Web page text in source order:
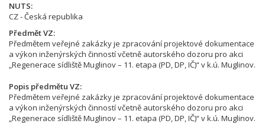
NUTS
CZ - Česká republika
Předmět VZ
Předmětem veřejné zakázky je zpracování projektové dokumentace
a výkon inženýrských činností včetně autorského dozoru pro akci
„Regenerace sídliště Muglinov – 11. etapa (PD, DP, IČ)“ v k.ú. Muglinov.
Popis předmětu VZ
Předmětem veřejné zakázky je zpracování projektové dokumentace
a výkon inženýrských činností včetně autorského dozoru pro akci
„Regenerace sídliště Muglinov – 11. etapa (PD, DP, IČ)“ v k.ú. Muglinov.